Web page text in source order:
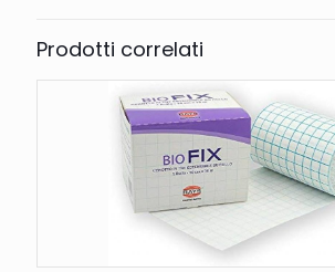
Prodotti correlati